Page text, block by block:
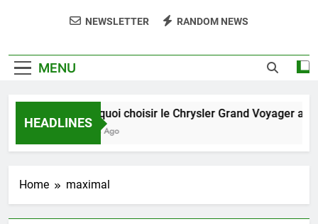
NEWSLETTER RANDOM NEWS
MENU
HEADLINES
Pourquoi choisir le Chrysler Grand Voyager
5 Jours Ago
Home maximal